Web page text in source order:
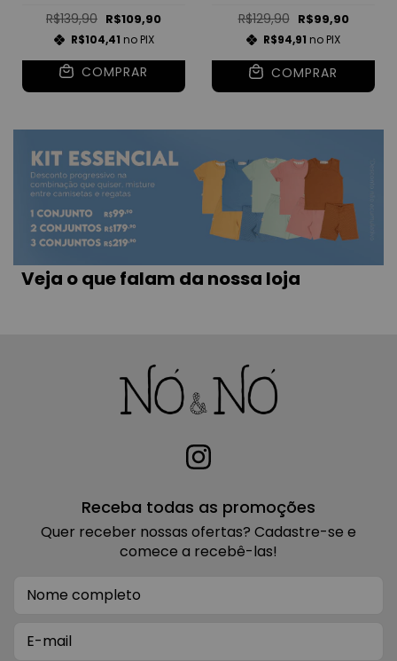
R$139,90 R$109,90
R$104,41 no PIX
COMPRAR
R$129,90 R$99,90
R$94,91 no PIX
COMPRAR
Veja o que falam da nossa loja
Receba todas as promoções
Quer receber nossas ofertas? Cadastre-se e
comece a recebê-las!